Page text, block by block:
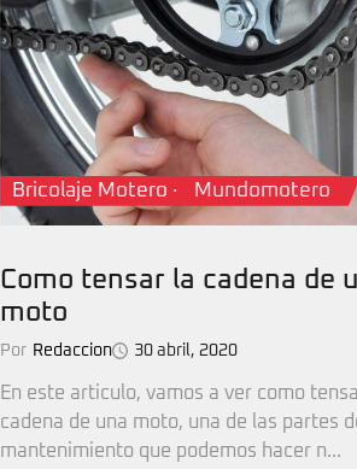
Bricolaje Motero · Mundomotero
Como tensar la cadena de
moto
Por Redaccion 30 abril, 2020
En este articulo, vamos a ver como
cadena de una moto, una de las partes
mantenimiento que podemos hacer n...